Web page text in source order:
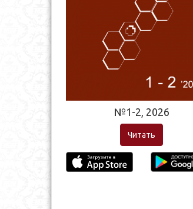
№1-2, 2026
Читать